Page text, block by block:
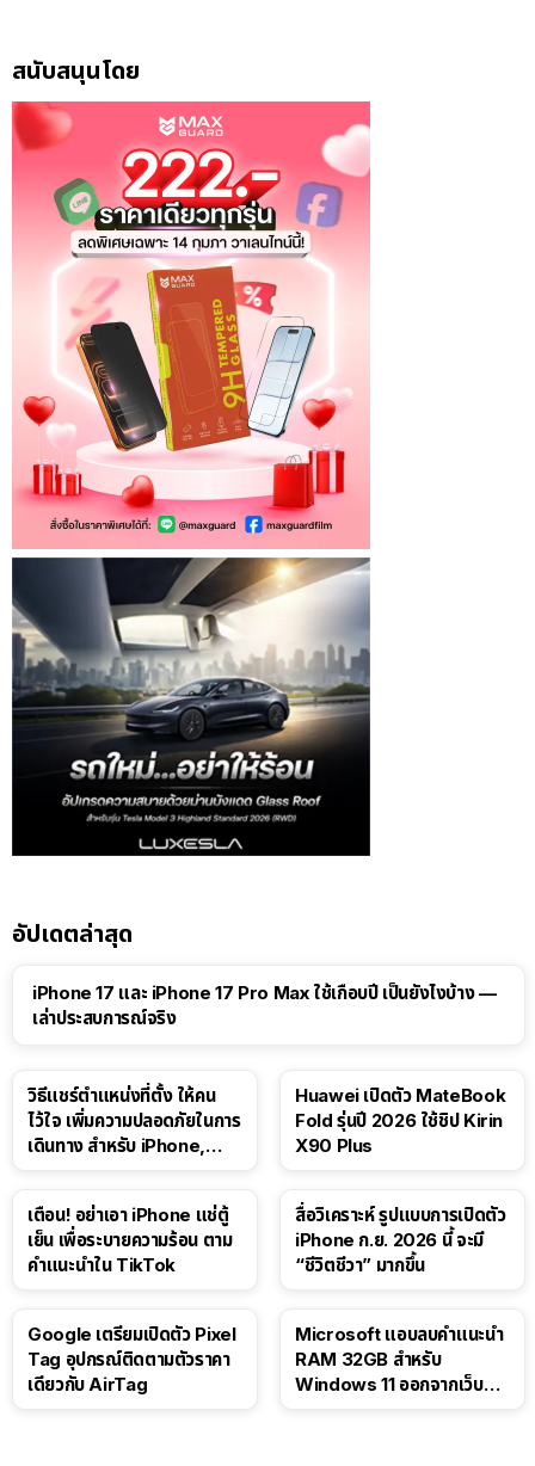
สนับสนุนโดย
อัปเดตล่าสุด
iPhone 17 และ iPhone 17 Pro Max ใช้เกือบปี เป็นยังไงบ้าง —
เล่าประสบการณ์จริง
วิธีแชร์ตำแหน่งที่ตั้ง ให้คน
ไว้ใจ เพิ่มความปลอดภัยในการ
เดินทาง สำหรับ iPhone,
Huawei เปิดตัว MateBook
Fold รุ่นปี 2026 ใช้ชิป Kirin
X90 Plus
เตือน! อย่าเอา iPhone แช่ตู้
เย็น เพื่อระบายความร้อน ตาม
คำแนะนำใน TikTok
สื่อวิเคราะห์ รูปแบบการเปิดตัว
iPhone ก.ย. 2026 นี้ จะมี
“ชีวิตชีวา” มากขึ้น
Google เตรียมเปิดตัว Pixel
Tag อุปกรณ์ติดตามตัวราคา
เดียวกับ AirTag
Microsoft แอบลบคำแนะนำ
RAM 32GB สำหรับ
Windows 11 ออกจากเว็บตัว